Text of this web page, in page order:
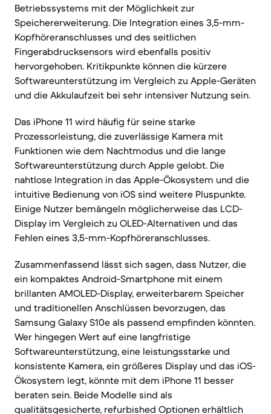
Betriebssystems mit der Möglichkeit zur
Speichererweiterung. Die Integration eines 3,5-mm-
Kopfhöreranschlusses und des seitlichen
Fingerabdrucksensors wird ebenfalls positiv
hervorgehoben. Kritikpunkte können die kürzere
Softwareunterstützung im Vergleich zu Apple-Geräten
und die Akkulaufzeit bei sehr intensiver Nutzung sein.
Das iPhone 11 wird häufig für seine starke
Prozessorleistung, die zuverlässige Kamera mit
Funktionen wie dem Nachtmodus und die lange
Softwareunterstützung durch Apple gelobt. Die
nahtlose Integration in das Apple-Ökosystem und die
intuitive Bedienung von iOS sind weitere Pluspunkte.
Einige Nutzer bemängeln möglicherweise das LCD-
Display im Vergleich zu OLED-Alternativen und das
Fehlen eines 3,5-mm-Kopfhöreranschlusses.
Zusammenfassend lässt sich sagen, dass Nutzer, die
ein kompaktes Android-Smartphone mit einem
brillanten AMOLED-Display, erweiterbarem Speicher
und traditionellen Anschlüssen bevorzugen, das
Samsung Galaxy S10e als passend empfinden könnten.
Wer hingegen Wert auf eine langfristige
Softwareunterstützung, eine leistungsstarke und
konsistente Kamera, ein größeres Display und das iOS-
Ökosystem legt, könnte mit dem iPhone 11 besser
beraten sein. Beide Modelle sind als
qualitätsgesicherte, refurbished Optionen erhältlich